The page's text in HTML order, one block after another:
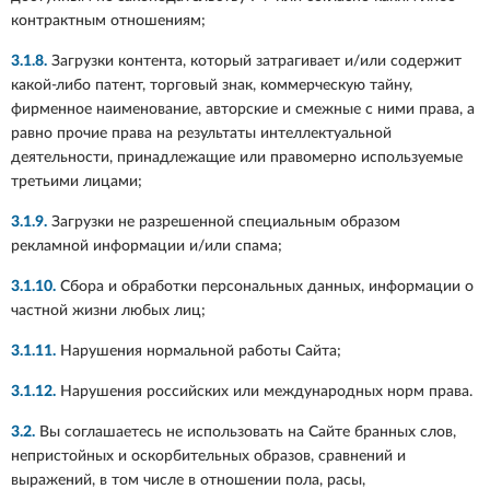
контрактным отношениям;
3.1.8. Загрузки контента, который затрагивает и/или содержит
какой-либо патент, торговый знак, коммерческую тайну,
фирменное наименование, авторские и смежные с ними права, а
равно прочие права на результаты интеллектуальной
деятельности, принадлежащие или правомерно используемые
третьими лицами;
3.1.9. Загрузки не разрешенной специальным образом
рекламной информации и/или спама;
3.1.10. Сбора и обработки персональных данных, информации о
частной жизни любых лиц;
3.1.11. Нарушения нормальной работы Сайта;
3.1.12. Нарушения российских или международных норм права.
3.2. Вы соглашаетесь не использовать на Сайте бранных слов,
непристойных и оскорбительных образов, сравнений и
выражений, в том числе в отношении пола, расы,